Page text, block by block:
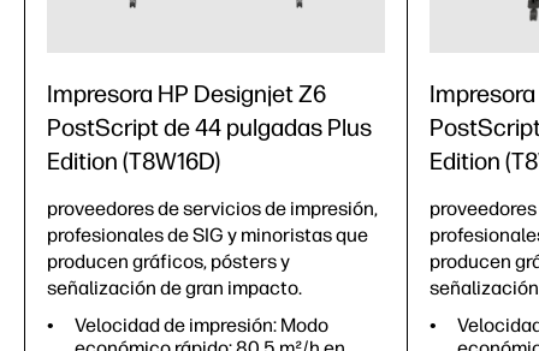
Impresora HP Designjet Z6
PostScript de 44 pulgadas Plus
Edition (T8W16D)
proveedores de servicios de impresión,
profesionales de SIG y minoristas que
producen gráficos, pósters y
señalización de gran impacto.
Velocidad de impresión: Modo
Edition
producen